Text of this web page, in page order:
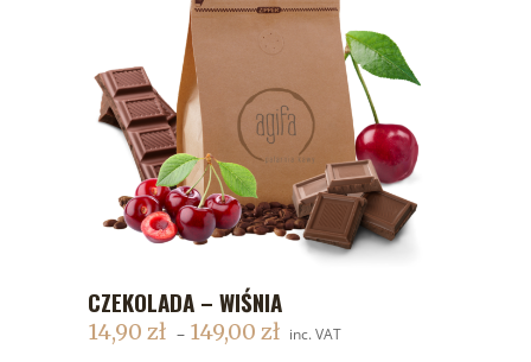
DODAJ DO KOSZYKA
CZEKOLADA – WIŚNIA
14,90 zł – 149,00 zł inc. VAT